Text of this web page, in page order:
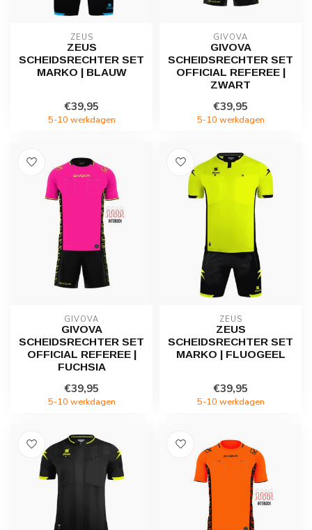
ZEUS
ZEUS
SCHEIDSRECHTER SET
MARKO | BLAUW
€39,95
5-10 werkdagen
GIVOVA
GIVOVA
SCHEIDSRECHTER SET
OFFICIAL REFEREE |
ZWART
€39,95
5-10 werkdagen
GIVOVA
GIVOVA
SCHEIDSRECHTER SET
OFFICIAL REFEREE |
FUCHSIA
€39,95
5-10 werkdagen
ZEUS
ZEUS
SCHEIDSRECHTER SET
MARKO | FLUOGEEL
€39,95
5-10 werkdagen